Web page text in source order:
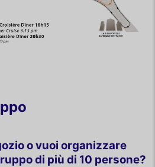
o vuoi organizzare
di più di 10 persone?